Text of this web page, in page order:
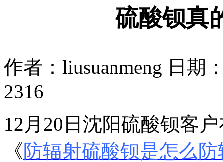
硫酸钡真
作者：liusuanmeng 日期
2316
12月20日沈阳硫酸钡客
《防辐射硫酸钡是怎么